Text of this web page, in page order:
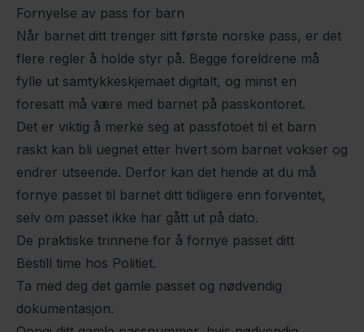
Fornyelse av pass for barn
Når barnet ditt trenger sitt første norske pass, er det
flere regler å holde styr på. Begge foreldrene må
fylle ut samtykkeskjemaet digitalt, og minst en
foresatt må være med barnet på passkontoret.
Det er viktig å merke seg at passfotoet til et barn
raskt kan bli uegnet etter hvert som barnet vokser og
endrer utseende. Derfor kan det hende at du må
fornye passet til barnet ditt tidligere enn forventet,
selv om passet ikke har gått ut på dato.
De praktiske trinnene for å fornye passet ditt
Bestill time hos Politiet.
Ta med deg det gamle passet og nødvendig
dokumentasjon.